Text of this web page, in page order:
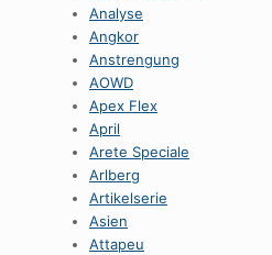
Analyse
Angkor
Anstrengung
AOWD
Apex Flex
April
Arete Speciale
Arlberg
Artikelserie
Asien
Attapeu